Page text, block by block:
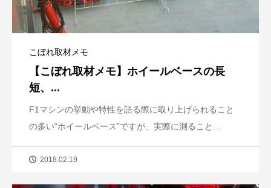
こぼれ取材メモ
【こぼれ取材メモ】ホイールベースの長
短、...
F1マシンの挙動や特性を語る際に取り上げられること
の多い“ホイールベース”ですが、実際に測ること...
2018.02.19